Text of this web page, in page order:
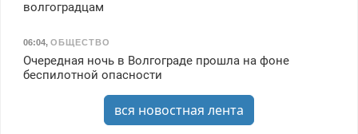
волгоградцам
06:04, ОБЩЕСТВО
Очередная ночь в Волгограде прошла на фоне
беспилотной опасности
вся новостная лента